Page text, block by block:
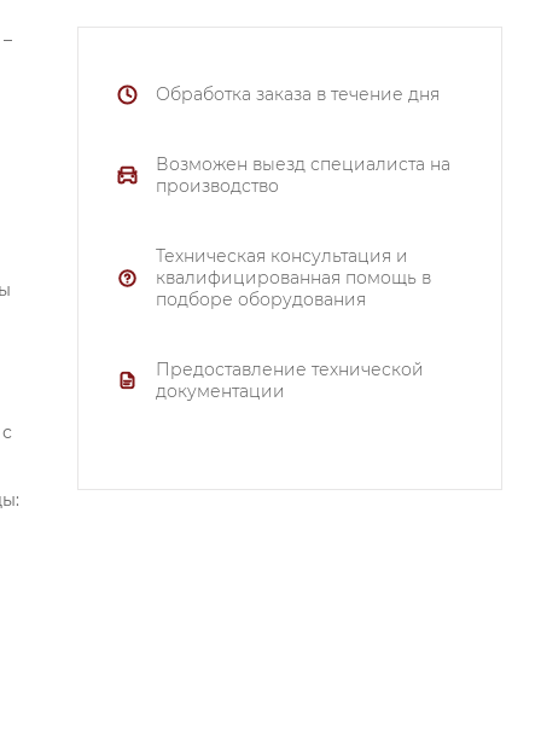
Обработка заказа в течение дня
Возможен выезд специалиста на
производство
Техническая консультация и
квалифицированная помощь в
подборе оборудования
Предоставление технической
документации